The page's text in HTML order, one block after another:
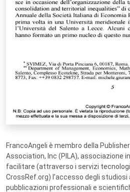
FrancoAngeli è membro della
Association, Inc (PILA), associazione
facilitare (attraverso i servizi
CrossRef.org) l’accesso degli
pubblicazioni professionali e